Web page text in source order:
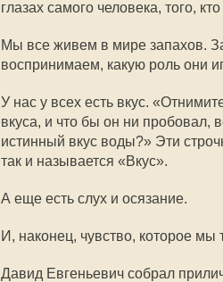
глазах самого человека, того,
Мы все живем в мире запахов.
воспринимаем, какую роль они
У нас у всех есть вкус.
вкуса, и что бы он ни пробовал,
истинный вкус воды?» Эти
так и называется «Вкус».
А еще есть слух и осязание.
И, наконец, чувство, которое
Давид Евгеньевич собрал